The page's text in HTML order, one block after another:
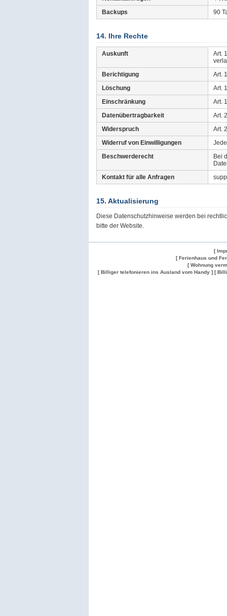
Backups
90
14. Ihre Rechte
Auskunft
Art.
Berichtigung
Art.
Löschung
Art.
Einschränkung
Art.
Datenübertragbarkeit
Art.
Widerspruch
Art.
Widerruf von Einwilligungen
Beschwerderecht
Bei
Kontakt für alle Anfragen
15. Aktualisierung
Diese Datenschutzhinweise werden bei
bitte der Website.
[
[ Ferienhaus und
[ Wohnung
[ Billiger telefonieren ins Ausland vom Handy ] [